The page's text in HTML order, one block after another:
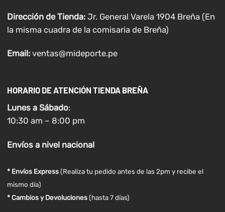
Dirección de Tienda: Jr. General Varela 1904 Breña (En
la misma cuadra de la comisaria de Breña)
Email: ventas@mideporte.pe
HORARIO DE ATENCIÓN TIENDA BREÑA
Lunes a Sábado:
10:30 am – 8:00 pm
Envíosa nivel nacional
* Envíos Express(Realiza tu pedido antes de las 2pm y recibe el
mismo día)
* Cambios y Devoluciones (hasta 7 días)